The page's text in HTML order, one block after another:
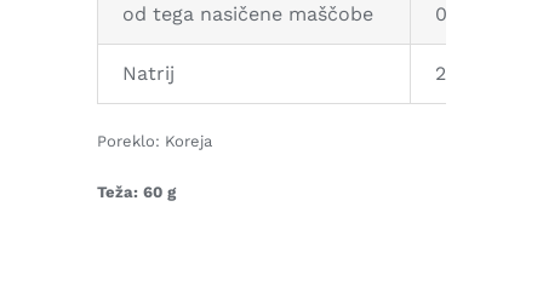
od tega nasičene maščobe 0,12 g
Natrij 29 mg
Poreklo: Koreja
Teža: 60 g